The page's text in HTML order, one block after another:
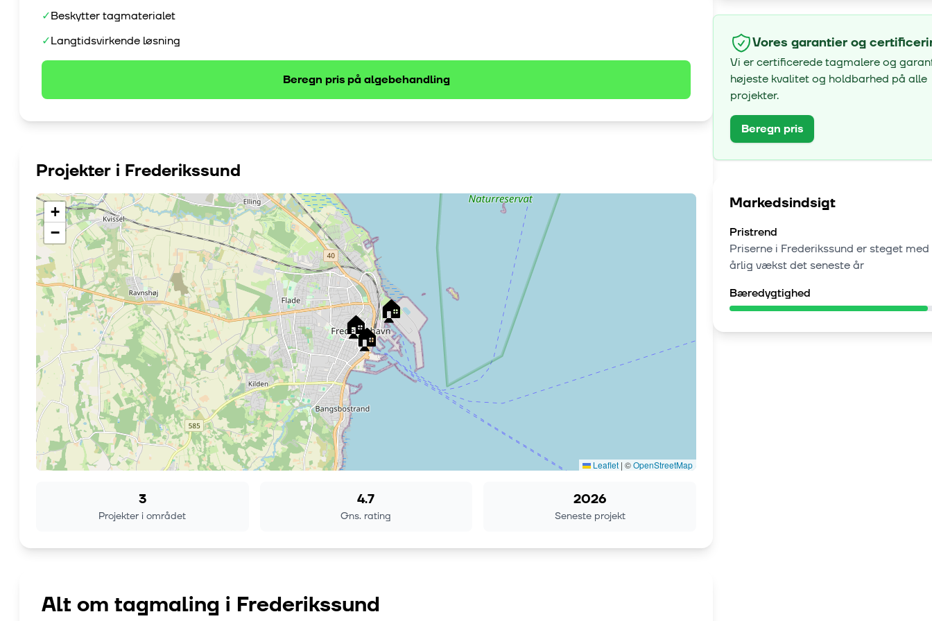
✓Beskytter tagmaterialet
✓Langtidsvirkende løsning
Beregn pris påalgebehandling
Projekter i Frederikssund
🏠
🏠 🏠
+
−
Leaflet | ©OpenStreetMap
3
Projekter i området
4.7
Gns. rating
2026
Seneste projekt
Alt om tagmaling i Frederikssund
Vores garantier og
Vi er certificerede tagmalere og
højeste kvalitet og holdbarhed på alle
projekter.
Beregn pris
Markedsindsigt
Pristrend
Priserne i Frederikssund er steget med
årlig vækstdet seneste år
Bæredygtighed